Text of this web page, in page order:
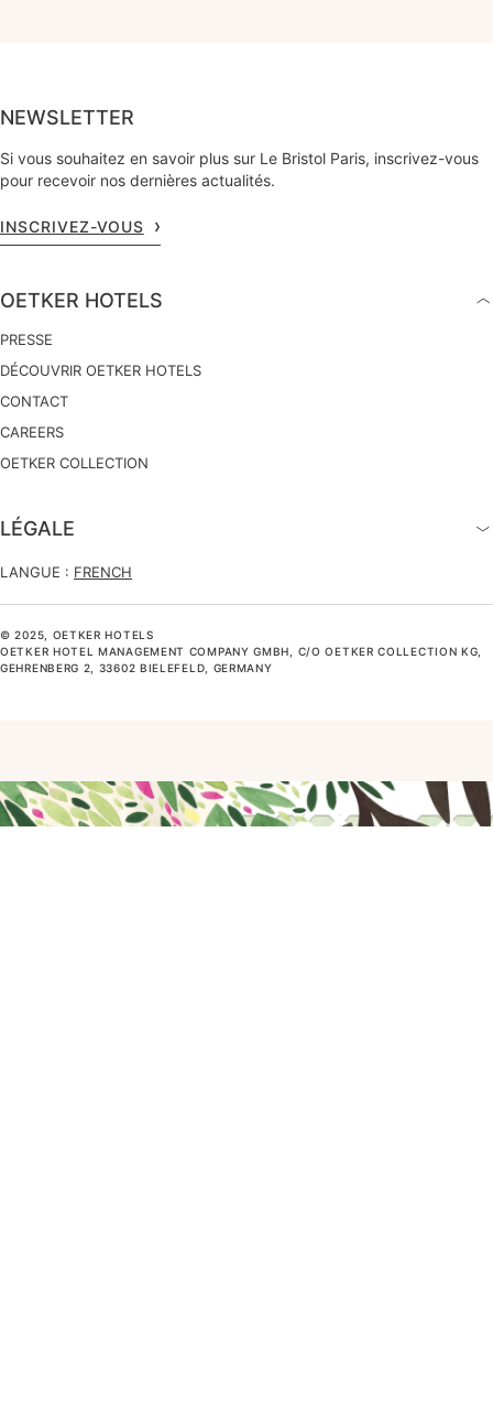
NEWSLETTER
Si vous souhaitez en savoir plus sur Le Bristol Paris, inscrivez-vous
pour recevoir nos dernières actualités.
INSCRIVEZ-VOUS
OETKER HOTELS
PRESSE
DÉCOUVRIR OETKER HOTELS
CONTACT
CAREERS
OETKER COLLECTION
LÉGALE
LANGUE : FRENCH
© 2025, OETKER HOTELS
OETKER HOTEL MANAGEMENT COMPANY GMBH, C/O OETKER COLLECTION KG,
GEHRENBERG 2, 33602 BIELEFELD, GERMANY